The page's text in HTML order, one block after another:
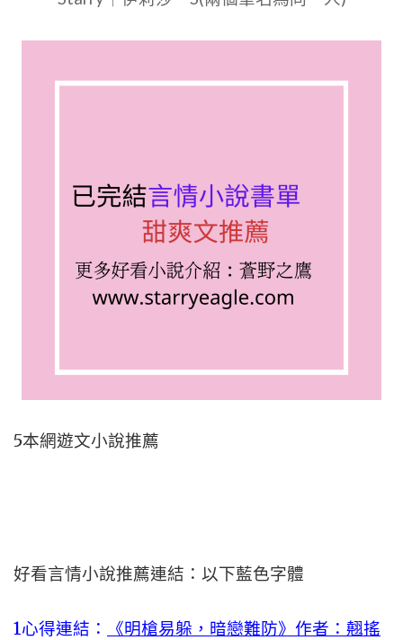
5本網遊文小說推薦
好看言情小說推薦連結：以下藍色字體
1心得連結： 《明槍易躲，暗戀難防》作者：翹搖